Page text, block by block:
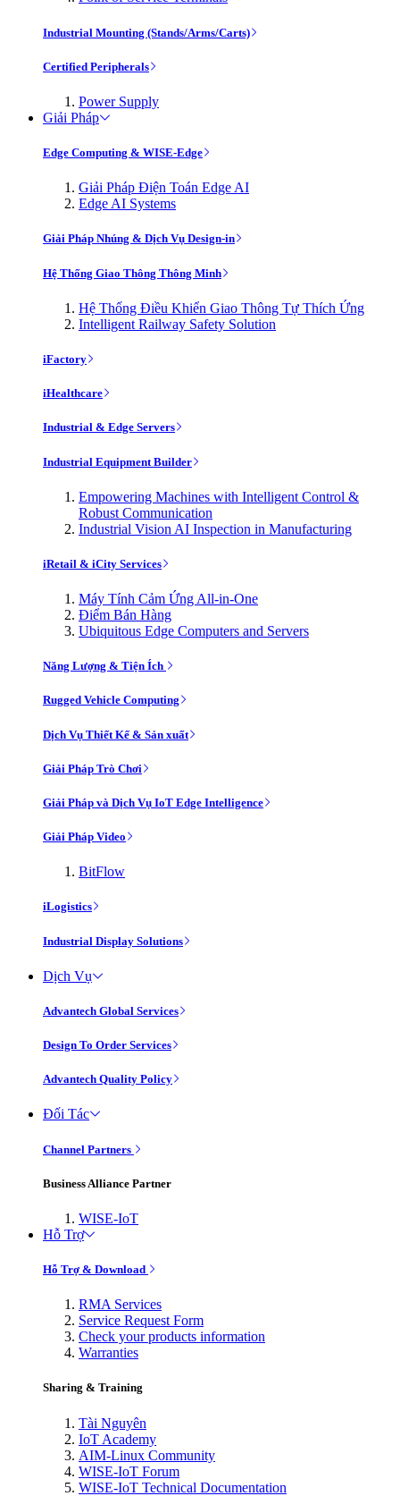
Industrial Mounting (Stands/Arms/Carts)
Certified Peripherals
Power Supply
Giải Pháp
Edge Computing & WISE-Edge
Giải Pháp Điện Toán Edge AI
Edge AI Systems
Giải Pháp Nhúng & Dịch Vụ Design-in
Hệ Thống Giao Thông Thông Minh
Hệ Thống Điều Khiển Giao Thông Tự Thích Ứng
Intelligent Railway Safety Solution
iFactory
iHealthcare
Industrial & Edge Servers
Industrial Equipment Builder
Empowering Machines with Intelligent Control &
Robust Communication
Industrial Vision AI Inspection in Manufacturing
iRetail & iCity Services
Máy Tính Cảm Ứng All-in-One
Điểm Bán Hàng
Ubiquitous Edge Computers and Servers
Năng Lượng & Tiện Ích
Rugged Vehicle Computing
Dịch Vụ Thiết Kế & Sản xuất
Giải Pháp Trò Chơi
Giải Pháp và Dịch Vụ IoT Edge Intelligence
Giải Pháp Video
BitFlow
iLogistics
Industrial Display Solutions
Dịch Vụ
Advantech Global Services
Design To Order Services
Advantech Quality Policy
Đối Tác
Channel Partners
Business Alliance Partner
WISE-IoT
Hỗ Trợ
Hỗ Trợ & Download
RMA Services
Service Request Form
Check your products information
Warranties
Sharing & Training
Tài Nguyên
IoT Academy
AIM-Linux Community
WISE-IoT Forum
WISE-IoT Technical Documentation